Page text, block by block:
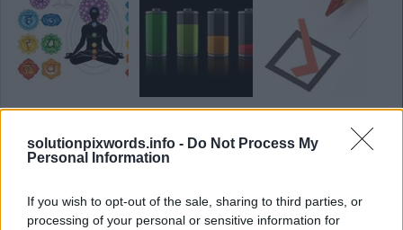
solutionpixwords.info - Do Not Process My
Personal Information
If you wish to opt-out of the sale, sharing to third parties, or
processing of your personal or sensitive information for